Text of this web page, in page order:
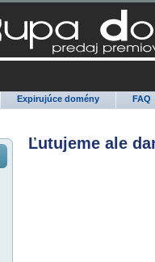
Expirujúce domény FAQ
Ľutujeme ale